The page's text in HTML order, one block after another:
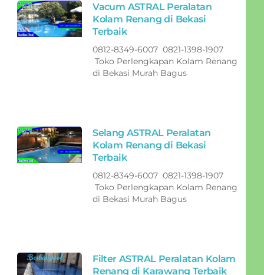
Vacum ASTRAL Peralatan
Kolam Renang di Bekasi
Terbaik
0812-8349-6007 0821-1398-1907
Toko Perlengkapan Kolam Renang
di Bekasi Murah Bagus
Selang ASTRAL Peralatan
Kolam Renang di Bekasi
Terbaik
0812-8349-6007 0821-1398-1907
Toko Perlengkapan Kolam Renang
di Bekasi Murah Bagus
Filter ASTRAL Peralatan Kolam
Renang di Karawang Terbaik